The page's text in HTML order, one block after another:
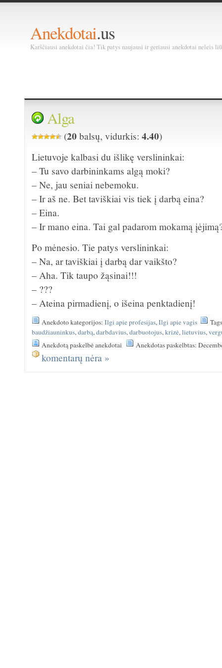
Anekdotai.us
Karščiausi anekdotai čia! Tik patys naujausi ir geriausi anekdotai neleis
Alga
(20 balsų, vidurkis:4.40)
Lietuvoje kalbasi du išlikę verslininkai:
– Tu savo darbininkams algą moki?
– Ne, jau seniai nebemoku.
– Ir aš ne. Bet taviškiai vis tiek į darbą eina?
– Eina.
– Ir mano eina. Tai gal padarom mokamą
Po mėnesio. Tie patys verslininkai:
– Na, ar taviškiai į darbą dar vaikšto?
– Aha. Tik taupo žąsinai!!!
– ???
– Ateina pirmadienį, o išeina penktadienį!
Anekdoto kategorijos:Ilgi apie profesijas,Ilgi apie vagis
baudžiauninkus,darbą,darbdavius,darbuotojus,krizė,lietuvius,
Anekdotą paskelbė anekdotai
Anekdotas paskelbtas:
komentarų nėra »